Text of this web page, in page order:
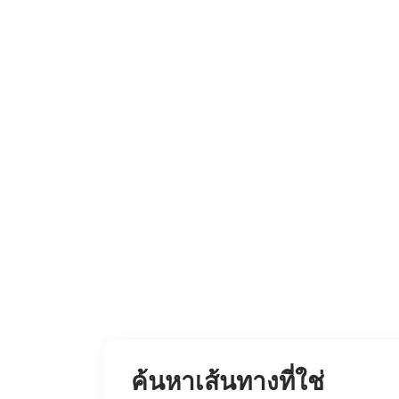
ค้นหาเส้นทางที่ใช่